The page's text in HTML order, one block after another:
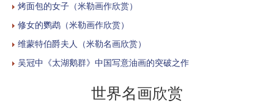
烤面包的女子（米勒画作欣赏）
修女的鹦鹉（米勒画作欣赏）
维蒙特伯爵夫人（米勒名画欣赏）
吴冠中《太湖鹅群》中国写意油画的突破之作
世界名画欣赏